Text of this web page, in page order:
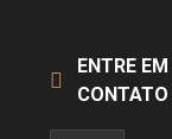
ENTRE EM
CONTATO